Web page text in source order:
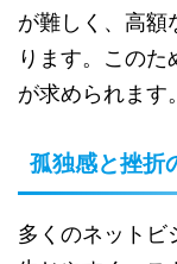
が難しく、高額
ります。この
が求められます。
孤独感と挫折
多くのネットビ